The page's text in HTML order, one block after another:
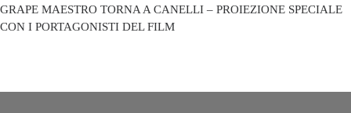
GRAPE MAESTRO TORNA A CANELLI – PROIEZIONE SPECIALE
CON I PORTAGONISTI DEL FILM